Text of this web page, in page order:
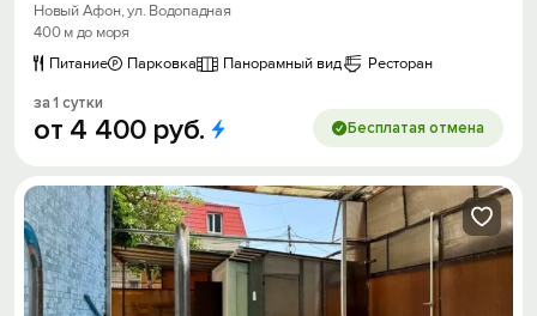
Новый Афон, ул. Водопадная
400 м до моря
Питание
Парковка Панорамный вид Ресторан
за 1 сутки
от 4 400 руб. Бесплатая отмена